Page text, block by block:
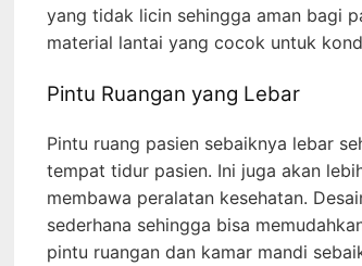
yang tidak licin sehingga aman bagi
material lantai yang cocok untuk
Pintu Ruangan yang Lebar
Pintu ruang pasien sebaiknya lebar
tempat tidur pasien. Ini juga akan
membawa peralatan kesehatan.
sederhana sehingga bisa
pintu ruangan dan kamar mandi